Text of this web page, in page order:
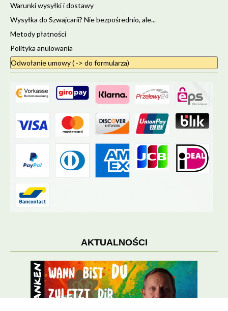
Warunki wysyłki i dostawy
Wysyłka do Szwajcarii? Nie bezpośrednio, ale...
Metody płatności
Polityka anulowania
Odwołanie umowy ( -> do formularza)
AKTUALNOŚCI